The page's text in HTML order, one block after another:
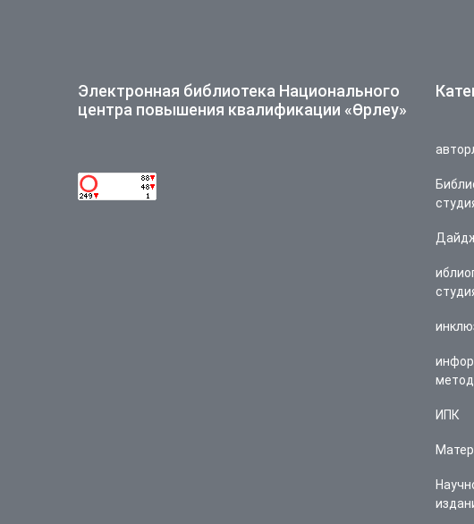
Электронная библиотека Национального
центра повышения квалификации «Өрлеу»
ИПК